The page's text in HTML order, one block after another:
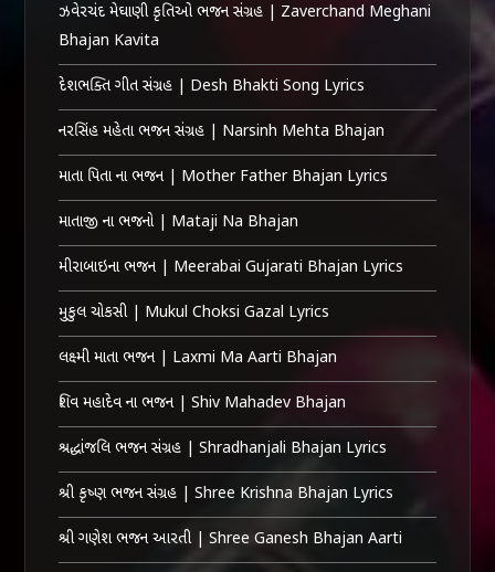
ઝવેરચંદ મેઘાણી કૃતિઓ ભજન સંગ્રહ | Zaverchand Meghani
Bhajan Kavita
દેશભક્તિ ગીત સંગ્રહ | Desh Bhakti Song Lyrics
નરસિંહ મહેતા ભજન સંગ્રહ | Narsinh Mehta Bhajan
માતા પિતા ના ભજન | Mother Father Bhajan Lyrics
માતાજી ના ભજનો | Mataji Na Bhajan
મીરાબાઇના ભજન | Meerabai Gujarati Bhajan Lyrics
મુકુલ ચોકસી | Mukul Choksi Gazal Lyrics
લક્ષ્મી માતા ભજન | Laxmi Ma Aarti Bhajan
શિવ મહાદેવ ના ભજન | Shiv Mahadev Bhajan
શ્રદ્ધાંજલિ ભજન સંગ્રહ | Shradhanjali Bhajan Lyrics
શ્રી કૃષ્ણ ભજન સંગ્રહ | Shree Krishna Bhajan Lyrics
શ્રી ગણેશ ભજન આરતી | Shree Ganesh Bhajan Aarti